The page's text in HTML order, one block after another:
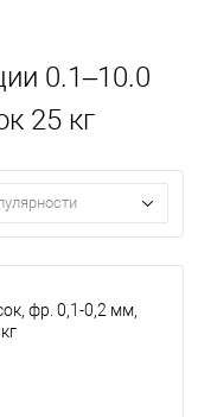
0.1–10.0
25 кг
фр. 0,1-0,2 мм,